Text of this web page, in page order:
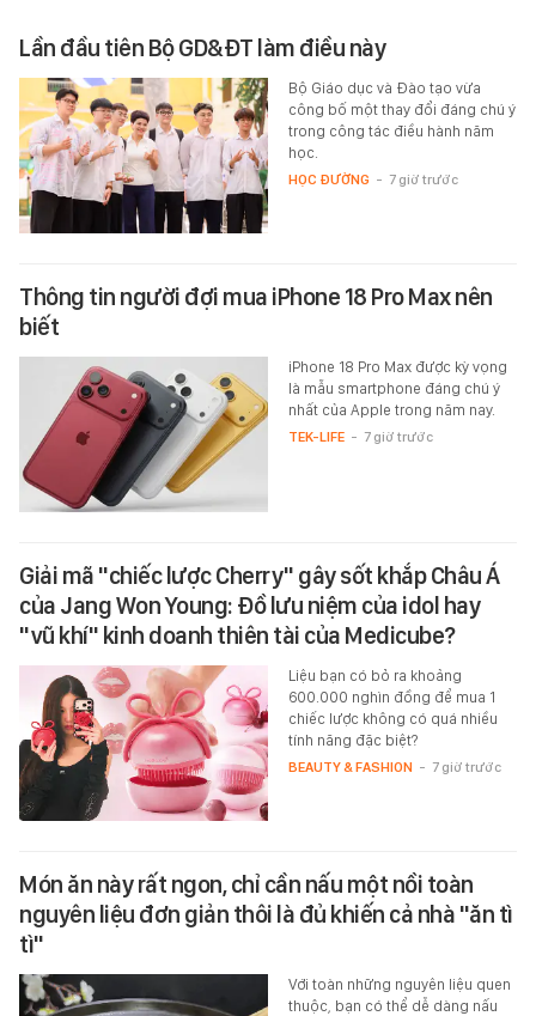
Lần đầu tiên Bộ GD&ĐT làm điều này
Bộ Giáo dục và Đào tạo vừa
công bố một thay đổi đáng chú ý
trong công tác điều hành năm
học.
HỌC ĐƯỜNG - 7 giờ trước
Thông tin người đợi mua iPhone 18 Pro Max nên
biết
iPhone 18 Pro Max được kỳ vọng
là mẫu smartphone đáng chú ý
nhất của Apple trong năm nay.
TEK-LIFE - 7 giờ trước
Giải mã "chiếc lược Cherry" gây sốt khắp Châu Á
của Jang Won Young: Đồ lưu niệm của idol hay
"vũ khí" kinh doanh thiên tài của Medicube?
Liệu bạn có bỏ ra khoảng
600.000 nghìn đồng để mua 1
chiếc lược không có quá nhiều
tính năng đặc biệt?
BEAUTY & FASHION - 7 giờ trước
Món ăn này rất ngon, chỉ cần nấu một nồi toàn
nguyên liệu đơn giản thôi là đủ khiến cả nhà "ăn tì
tì"
Với toàn những nguyên liệu quen
thuộc, bạn có thể dễ dàng nấu